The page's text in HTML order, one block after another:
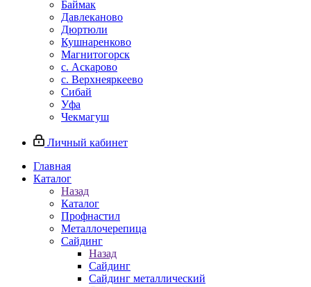
Баймак
Давлеканово
Дюртюли
Кушнаренково
Магнитогорск
с. Аскарово
с. Верхнеяркеево
Сибай
Уфа
Чекмагуш
Личный кабинет
Главная
Каталог
Назад
Каталог
Профнастил
Металлочерепица
Сайдинг
Назад
Сайдинг
Сайдинг металлический